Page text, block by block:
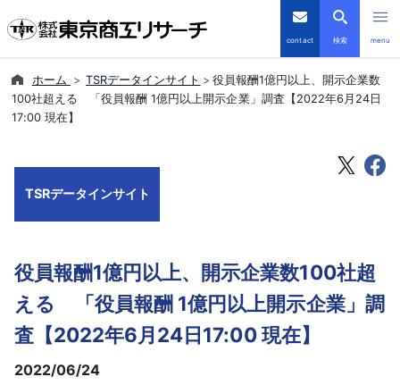
contact 検索 menu
倒産・注目企業情報
TSR-PLUS
会社案内
商品・サービス
ホーム TSRデータインサイト
役員報酬1億円以上、開示企業数
100社超える 「役員報酬 1億円以上開示企業」調査【2022年6月24日
17:00 現在】
TSRデータインサイト
役員報酬1億円以上、開示企業数100社超
える 「役員報酬 1億円以上開示企業」調
査【2022年6月24日17:00 現在】
2022/06/24